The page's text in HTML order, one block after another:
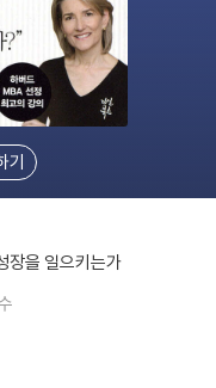
기
장을 일으키는가